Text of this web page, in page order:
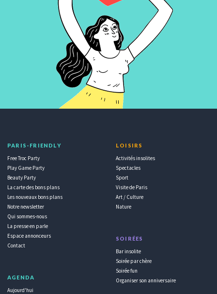
PARIS-FRIENDLY
Free Troc Party
Play Game Party
Beauty Party
La carte des bons plans
Les nouveaux bons plans
Notre newsletter
Qui sommes-nous
La presse en parle
Espace annonceurs
Contact
AGENDA
Aujourd'hui
LOISIRS
Activités insolites
Spectacles
Sport
Visite de Paris
Art / Culture
Nature
SOIRÉES
Bar insolite
Soirée par chère
Soirée fun
Organiser son anniversaire